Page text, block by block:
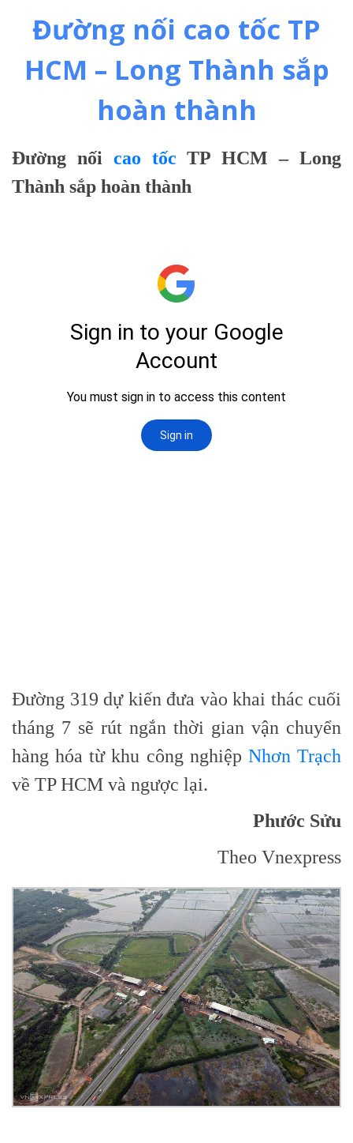
Đường nối cao tốc TP
HCM – Long Thành sắp
hoàn thành
Đường nối cao tốc TP HCM – Long
Thành sắp hoàn thành
Đường 319 dự kiến đưa vào khai thác cuối
tháng 7 sẽ rút ngắn thời gian vận chuyển
hàng hóa từ khu công nghiệp Nhơn Trạch
về TP HCM và ngược lại.
Phước Sửu
Theo Vnexpress